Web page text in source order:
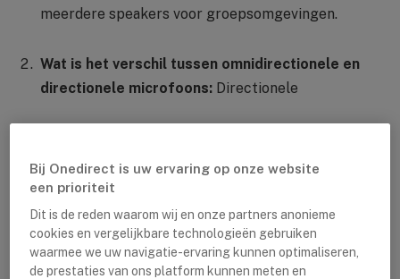
meerdere speakers voor groepsomgevingen.
Wat is het verschil tussen omnidirectionele en
directionele microfoons: Directionele
Bij Onedirect is uw ervaring op onze website
een prioriteit
Dit is de reden waarom wij en onze partners anonieme
cookies en vergelijkbare technologieën gebruiken
waarmee we uw navigatie-ervaring kunnen optimaliseren,
de prestaties van ons platform kunnen meten en